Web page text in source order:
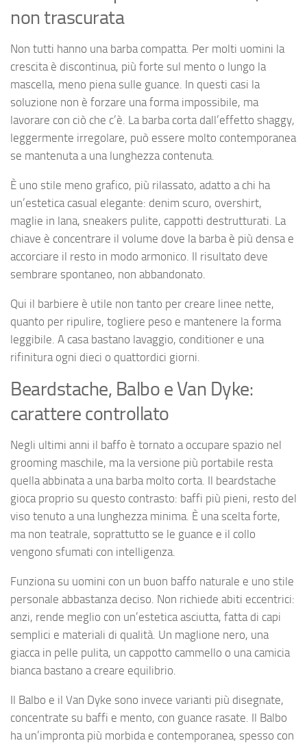
non trascurata
Non tutti hanno una barba compatta. Per molti uomini la
crescita è discontinua, più forte sul mento o lungo la
mascella, meno piena sulle guance. In questi casi la
soluzione non è forzare una forma impossibile, ma
lavorare con ciò che c’è. La barba corta dall’effetto shaggy,
leggermente irregolare, può essere molto contemporanea
se mantenuta a una lunghezza contenuta.
È uno stile meno grafico, più rilassato, adatto a chi ha
un’estetica casual elegante: denim scuro, overshirt,
maglie in lana, sneakers pulite, cappotti destrutturati. La
chiave è concentrare il volume dove la barba è più densa e
accorciare il resto in modo armonico. Il risultato deve
sembrare spontaneo, non abbandonato.
Qui il barbiere è utile non tanto per creare linee nette,
quanto per ripulire, togliere peso e mantenere la forma
leggibile. A casa bastano lavaggio, conditioner e una
rifinitura ogni dieci o quattordici giorni.
Beardstache, Balbo e Van Dyke:
carattere controllato
Negli ultimi anni il baffo è tornato a occupare spazio nel
grooming maschile, ma la versione più portabile resta
quella abbinata a una barba molto corta. Il beardstache
gioca proprio su questo contrasto: baffi più pieni, resto del
viso tenuto a una lunghezza minima. È una scelta forte,
ma non teatrale, soprattutto se le guance e il collo
vengono sfumati con intelligenza.
Funziona su uomini con un buon baffo naturale e uno stile
personale abbastanza deciso. Non richiede abiti eccentrici:
anzi, rende meglio con un’estetica asciutta, fatta di capi
semplici e materiali di qualità. Un maglione nero, una
giacca in pelle pulita, un cappotto cammello o una camicia
bianca bastano a creare equilibrio.
Il Balbo e il Van Dyke sono invece varianti più disegnate,
concentrate su baffi e mento, con guance rasate. Il Balbo
ha un’impronta più morbida e contemporanea, spesso con